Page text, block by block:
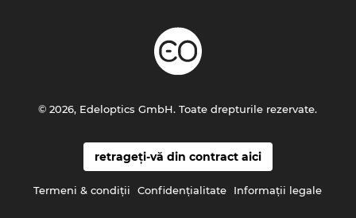
retrageți-vă din contract aici
Termeni & condiţii Confidenţialitate Informaţii legale
© 2026, Edeloptics GmbH. Toate drepturile rezervate.